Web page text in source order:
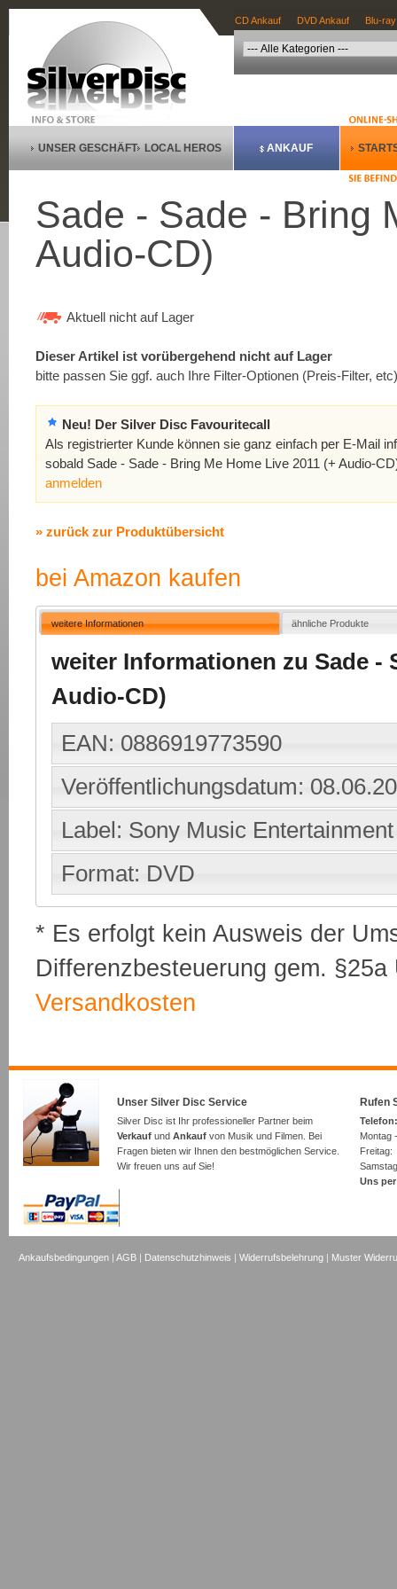
CD Ankauf DVD Ankauf Blu-
UNSER GESCHÄFT LOCAL HEROS ANKAUF
Sade - Sade - Bring
Audio-CD)
Aktuell nicht auf Lager
Dieser Artikel ist vorübergehend nicht auf Lager
bitte passen Sie ggf. auch Ihre Filter-Optionen (Preis-Filter,
Neu! Der Silver Disc Favouritecall
Als registrierter Kunde können sie ganz einfach per E-Mail
sobald Sade - Sade - Bring Me Home Live 2011 (+ Audio-
anmelden
» zurück zur Produktübersicht
bei Amazon kaufen
weitere Informationen ähnliche Produkte
weiter Informationen zu Sade -
Audio-CD)
EAN: 0886919773590
Veröffentlichungsdatum:
Label: Sony Music Entertainment
Format: DVD
* Es erfolgt kein Ausweis der
Differenzbesteuerung gem.
Versandkosten
Unser Silver Disc Service
Silver Disc ist Ihr professioneller Partner beim
Verkauf und Ankauf von Musik und Filmen. Bei
Fragen bieten wir Ihnen den bestmöglichen Service.
Wir freuen uns auf Sie!
Rufen
Montag
Uns
Ankaufsbedingungen |AGB | Datenschutzhinweis |Widerrufsbelehrung | Muster